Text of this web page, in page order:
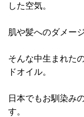
した空気。
肌や髪へのダメー
そんな中生まれた
ドオイル。
日本でもお馴染み
す。